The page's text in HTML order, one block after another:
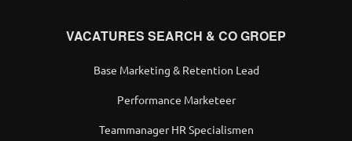
VACATURES SEARCH & CO GROEP
Base Marketing & Retention Lead
Performance Marketeer
Teammanager HR Specialismen